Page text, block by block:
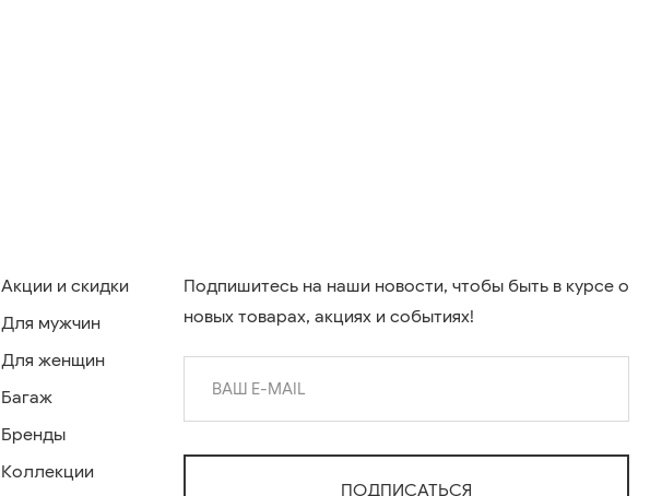
Акции и скидки
Для мужчин
Для женщин
Багаж
Бренды
Коллекции
Подпишитесь на наши новости, чтобы быть в курсе о
новых товарах, акциях и событиях!